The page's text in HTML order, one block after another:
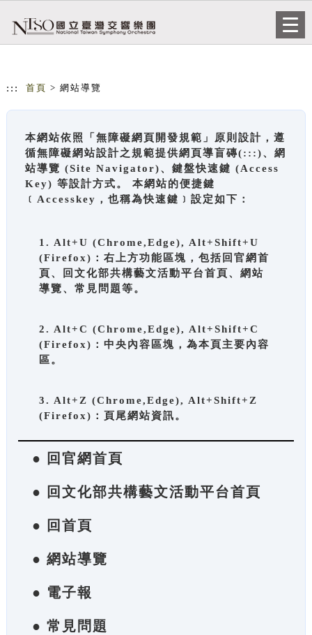
::: 首頁 > 網站導覽
本網站依照「無障礙網頁開發規範」原則設計，遵
循無障礙網站設計之規範提供網頁導盲磚(:::)、網
站導覽 (Site Navigator)、鍵盤快速鍵 (Access
Key) 等設計方式。 本網站的便捷鍵
﹝Accesskey，也稱為快速鍵﹞設定如下：
1. Alt+U (Chrome,Edge), Alt+Shift+U
(Firefox)：右上方功能區塊，包括回官網首
頁、回文化部共構藝文活動平台首頁、網站
導覽、常見問題等。
2. Alt+C (Chrome,Edge), Alt+Shift+C
(Firefox)：中央內容區塊，為本頁主要內容
區。
3. Alt+Z (Chrome,Edge), Alt+Shift+Z
(Firefox)：頁尾網站資訊。
● 回官網首頁
● 回文化部共構藝文活動平台首頁
● 回首頁
● 網站導覽
● 電子報
● 常見問題